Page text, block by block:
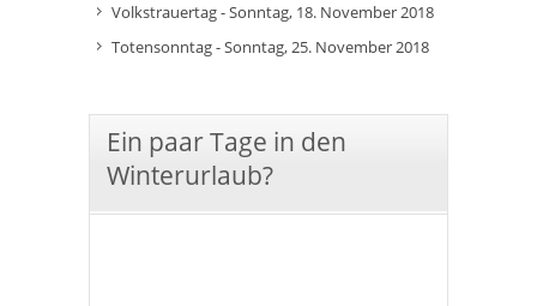
Volkstrauertag - Sonntag, 18. November 2018
Totensonntag - Sonntag, 25. November 2018
Ein paar Tage in den
Winterurlaub?